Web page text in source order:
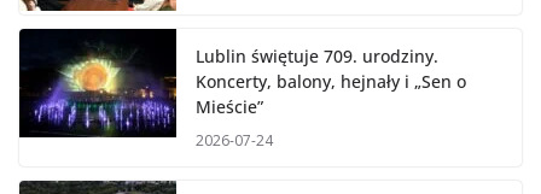
Lublin świętuje 709. urodziny.
Koncerty, balony, hejnały i „Sen o
Mieście”
2026-07-24